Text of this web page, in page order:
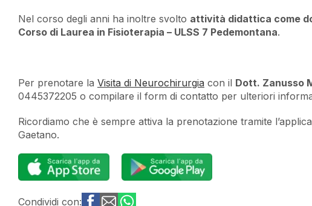
Nel corso degli anni ha inoltre svolto attività didattica come
Corso di Laurea in Fisioterapia – ULSS 7 Pedemontana.
Per prenotare la Visita di Neurochirurgia con il Dott. Zanusso
0445372205 o compilare il form di contatto per ulteriori
Ricordiamo che è sempre attiva la prenotazione tramite
Gaetano.
Condividi con: